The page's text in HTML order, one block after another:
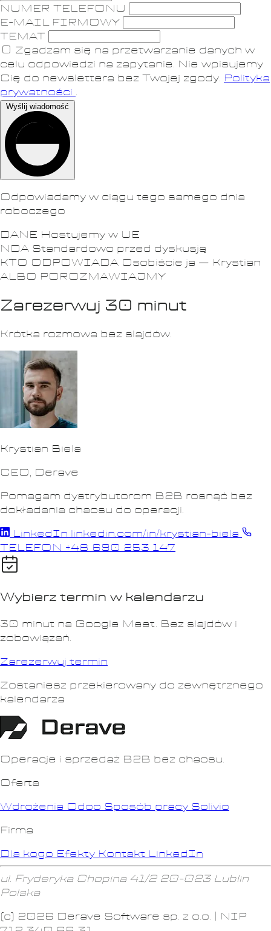
NUMER TELEFONU
E-MAIL FIRMOWY
TEMAT
Zgadzam się na przetwarzanie danych w
celu odpowiedzi na zapytanie. Nie wpisujemy
Cię do newslettera bez Twojej zgody. Polityka
prywatności .
Wyślij wiadomość
Odpowiadamy w ciągu tego samego dnia
roboczego
DANE Hostujemy w UE
NDA Standardowo przed dyskusją
KTO ODPOWIADA Osobiście ja — Krystian
ALBO POROZMAWIAJMY
Zarezerwuj 30 minut
Krótka rozmowa bez slajdów.
Krystian Biela
CEO, Derave
Pomagam dystrybutorom B2B rosnąć bez
dokładania chaosu do operacji.
LinkedIn linkedin.com/in/krystian-biela
TELEFON +48 690 253 147
Wybierz termin w kalendarzu
30 minut na Google Meet. Bez slajdów i
zobowiązań.
Zarezerwuj termin
Zostaniesz przekierowany do zewnętrznego
kalendarza
Operacje i sprzedaż B2B bez chaosu.
Oferta
Wdrożenia Odoo Sposób pracy Solivio
Firma
Dla kogo Efekty Kontakt LinkedIn
ul. Fryderyka Chopina 41/2 20-023 Lublin
Polska
(c) 2026 Derave Software sp. z o.o. | NIP